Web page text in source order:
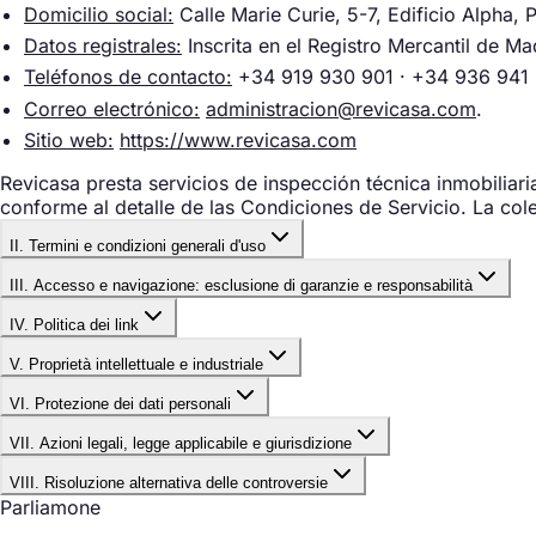
Domicilio social: Calle Marie Curie, 5-7, Edificio Alpha,
Datos registrales: Inscrita en el Registro Mercantil de
Teléfonos de contacto: +34 919 930 901 · +34 936
Correo electrónico: administracion@revicasa.com.
Sitio web: https://www.revicasa.com
Revicasa presta servicios de inspección técnica
conforme al detalle de las Condiciones de Servicio. La
II. Termini e condizioni generali d'uso
Las presentes Condiciones Generales de Uso (en
incluyendo su estructura, navegación, contenidos y los
Revicasa se reserva la facultad de modificar, en
contenidos y servicios del Sitio Web.
El acceso al Sitio Web tiene carácter libre y, con carácter
proveedor del Usuario. La contratación de determinados
El Usuario
III. Accesso e navigazione: esclusione di garanzie e responsabilità
Revicasa hará todo lo razonablemente posible por
de sus contenidos y servicios. No se responsabiliza de
Revicasa responde de los daños directos efectivamente
cuando la ley no lo permita. No se responsabiliza del
IV. Politica dei link
El Sitio Web puede contener enlaces, directorios o
Usuario la búsqueda de información, sin que implique
responsabilidad por los contenidos, servicios ni legalidad
Los terceros que establezcan hiperenlaces al Sitio Web
No se permite enlazar de forma que se sugiera una
V. Proprietà intellettuale e industriale
Revicasa es titular —o cuenta con las licencias
el mismo (a título enunciativo: textos, imágenes, vídeos,
Quedan expresamente prohibidas la reproducción,
del Sitio Web sin autorización expresa y por escrito de
VI. Protezione dei dati personali
El tratamiento de datos personales recabados a través
Aviso Legal.
VII. Azioni legali, legge applicabile e giurisdizione
Revicasa se reserva la facultad de ejercer cuantas
presentes Condiciones.
VIII. Risoluzione alternativa delle controversie
Parliamone